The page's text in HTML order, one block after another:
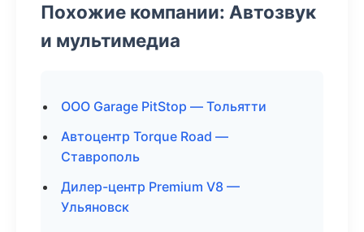
Похожие компании: Автозвук
и мультимедиа
ООО Garage PitStop — Тольятти
Автоцентр Torque Road —
Ставрополь
Дилер-центр Premium V8 —
Ульяновск